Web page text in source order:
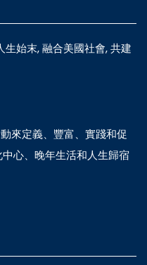
始末, 融合美國社會, 共建
來定義、豐富、實踐和促
心、晚年生活和人生歸宿